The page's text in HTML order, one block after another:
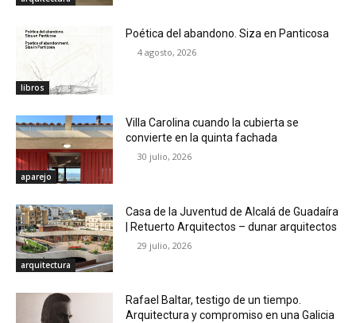
libros
Poética del abandono. Siza en Panticosa
4 agosto, 2026
aparejo
Villa Carolina cuando la cubierta se
convierte en la quinta fachada
30 julio, 2026
arquitectura
Casa de la Juventud de Alcalá de Guadaíra
| Retuerto Arquitectos – dunar arquitectos
29 julio, 2026
Rafael Baltar, testigo de un tiempo.
Arquitectura y compromiso en una Galicia